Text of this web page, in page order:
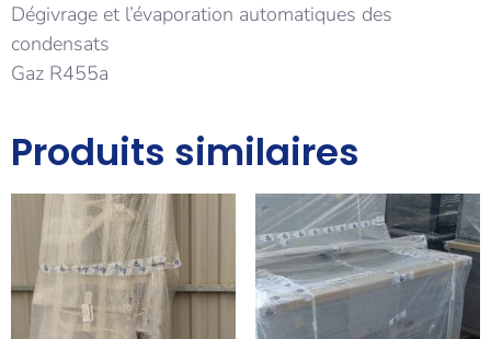
Dégivrage et l’évaporation automatiques des
condensats
Gaz R455a
Produits similaires